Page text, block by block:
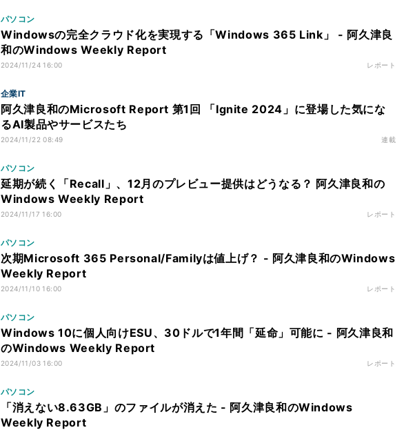
パソコン
Windowsの完全クラウド化を実現する「Windows 365 Link」 - 阿久津良
和のWindows Weekly Report
2024/11/24 16:00 レポート
企業IT
阿久津良和のMicrosoft Report 第1回 「Ignite 2024」に登場した気にな
るAI製品やサービスたち
2024/11/22 08:49 連載
パソコン
延期が続く「Recall」、12月のプレビュー提供はどうなる？ 阿久津良和の
Windows Weekly Report
2024/11/17 16:00 レポート
パソコン
次期Microsoft 365 Personal/Familyは値上げ？ - 阿久津良和のWindows
Weekly Report
2024/11/10 16:00 レポート
パソコン
Windows 10に個人向けESU、30ドルで1年間「延命」可能に - 阿久津良和
のWindows Weekly Report
2024/11/03 16:00 レポート
パソコン
「消えない8.63GB」のファイルが消えた - 阿久津良和のWindows
Weekly Report